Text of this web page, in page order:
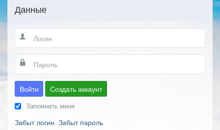
Данные
Войти Создать аккаунт
Запомнить меня
Забыт логин Забыт пароль